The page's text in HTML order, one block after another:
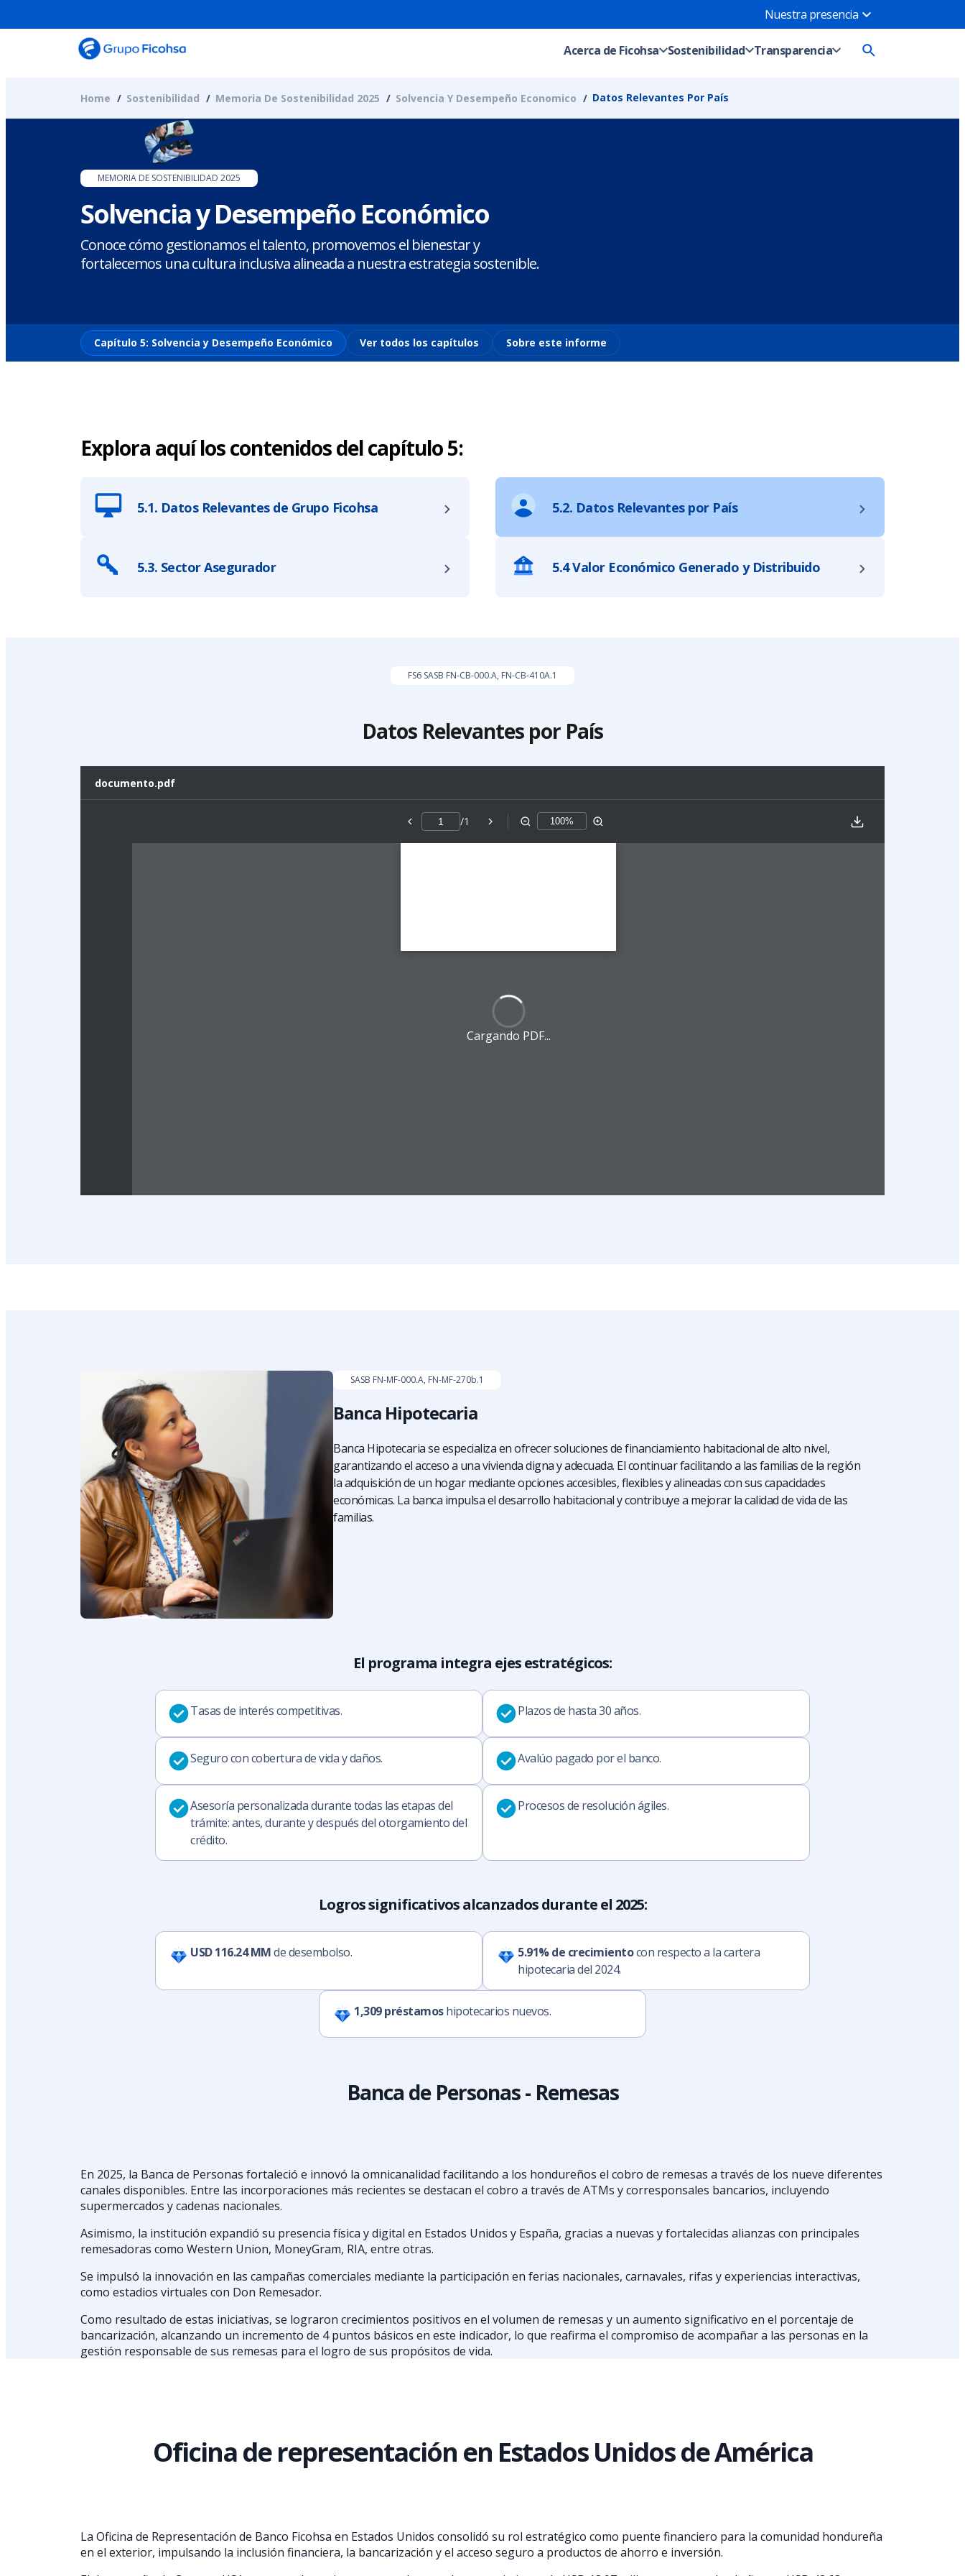
Nuestra presencia
Acerca de Ficohsa Sostenibilidad Transparencia
Home Sostenibilidad Memoria De Sostenibilidad 2025 Solvencia Y Desempeño Economico Datos Relevantes Por País
MEMORIA DE SOSTENIBILIDAD 2025
Solvencia y Desempeño Económico
Conoce cómo gestionamos el talento, promovemos el bienestar y
fortalecemos una cultura inclusiva alineada a nuestra estrategia sostenible.
Capítulo 5: Solvencia y Desempeño Económico Ver todos los capítulos Sobre este informe
Explora aquí los contenidos del capítulo 5:
5.1. Datos Relevantes de Grupo Ficohsa 5.2. Datos Relevantes por País
5.3. Sector Asegurador 5.4 Valor Económico Generado y Distribuido
FS6 SASB FN-CB-000.A, FN-CB-410A.1
Datos Relevantes por País
documento.pdf
/1
Cargando PDF...
SASB FN-MF-000.A, FN-MF-270b.1
Banca Hipotecaria
Banca Hipotecaria se especializa en ofrecer soluciones de financiamiento habitacional de alto nivel,
garantizando el acceso a una vivienda digna y adecuada. El continuar facilitando a las familias de la región
la adquisición de un hogar mediante opciones accesibles, flexibles y alineadas con sus capacidades
económicas. La banca impulsa el desarrollo habitacional y contribuye a mejorar la calidad de vida de las
familias.
El programa integra ejes estratégicos:
Tasas de interés competitivas. Plazos de hasta 30 años.
Seguro con cobertura de vida y daños. Avalúo pagado por el banco.
Asesoría personalizada durante todas las etapas del
trámite: antes, durante y después del otorgamiento del
crédito.
Procesos de resolución ágiles.
Logros significativos alcanzados durante el 2025:
USD 116.24 MMde desembolso. 5.91% de crecimientocon respecto a la cartera
hipotecaria del 2024.
1,309 préstamoshipotecarios nuevos.
Banca de Personas - Remesas
En 2025, la Banca de Personas fortaleció e innovó la omnicanalidad facilitando a los hondureños el cobro de remesas a través de los nueve diferentes
canales disponibles. Entre las incorporaciones más recientes se destacan el cobro a través de ATMs y corresponsales bancarios, incluyendo
supermercados y cadenas nacionales.
Asimismo, la institución expandió su presencia física y digital en Estados Unidos y España, gracias a nuevas y fortalecidas alianzas con principales
remesadoras como Western Union, MoneyGram, RIA, entre otras.
Se impulsó la innovación en las campañas comerciales mediante la participación en ferias nacionales, carnavales, rifas y experiencias interactivas,
como estadios virtuales con Don Remesador.
Como resultado de estas iniciativas, se lograron crecimientos positivos en el volumen de remesas y un aumento significativo en el porcentaje de
bancarización, alcanzando un incremento de 4 puntos básicos en este indicador, lo que reafirma el compromiso de acompañar a las personas en la
gestión responsable de sus remesas para el logro de sus propósitos de vida.
Oficina de representación en Estados Unidos de América
La Oficina de Representación de Banco Ficohsa en Estados Unidos consolidó su rol estratégico como puente financiero para la comunidad hondureña
en el exterior, impulsando la inclusión financiera, la bancarización y el acceso seguro a productos de ahorro e inversión.